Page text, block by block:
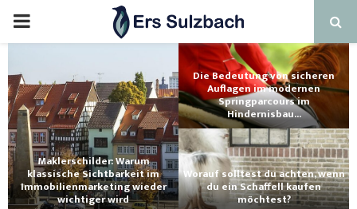
Maklerschilder: Warum
klassische Sichtbarkeit im
Immobilienmarketing wieder
wichtiger wird
Die Bedeutung von sicheren
Auflagen im modernen
Springparcours im
Hindernisbau...
Worauf solltest du achten, wenn
du ein Schaffell kaufen
möchtest?